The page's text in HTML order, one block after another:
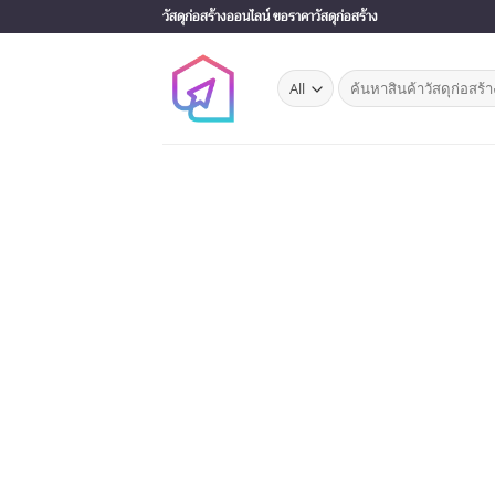
to
วัสดุก่อสร้างออนไลน์ ขอราคาวัสดุก่อสร้าง
Search
for: